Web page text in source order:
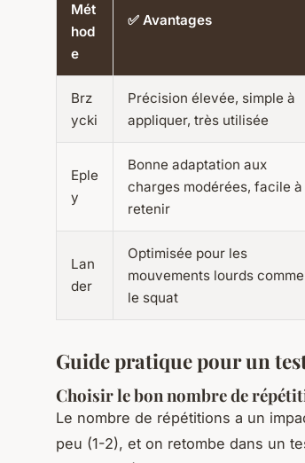
Mét
hod
e
✅ Avantages
Brz
ycki
Précision élevée, simple à
appliquer, très utilisée
Eple
y
Bonne adaptation aux
charges modérées, facile à
retenir
Lan
der
Optimisée pour les
mouvements lourds comme
le squat
Guide pratique pour un
Choisir le bon nombre de
Le nombre de répétitions a un
peu (1-2), et on retombe dans un